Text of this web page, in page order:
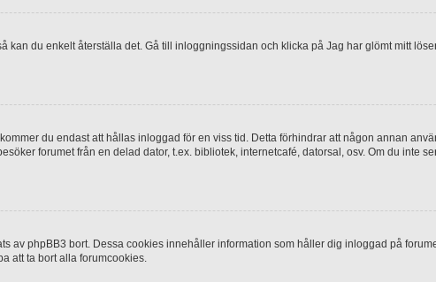
kan du enkelt återställa det. Gå till inloggningssidan och klicka på Jag har glömt mitt
du endast att hållas inloggad för en viss tid. Detta förhindrar att någon annan
forumet från en delad dator, t.ex. bibliotek, internetcafé, datorsal, osv. Om du inte
av phpBB3 bort. Dessa cookies innehåller information som håller dig inloggad på
att ta bort alla forumcookies.